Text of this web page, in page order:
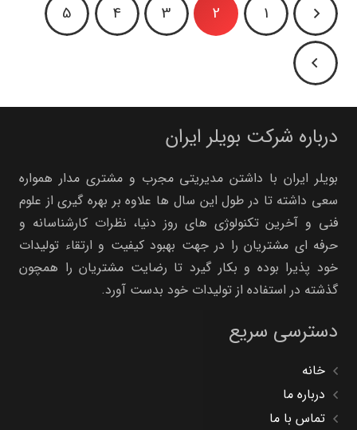
1
2
3
4
5
درباره شرکت بویلر ایران
بویلر ایران با داشتن مدیریتی مجرب و مشتری مدار همواره
سعی داشته تا در طول این سال ها علاوه بر بهره گیری از علوم
فنی و آخرین تکنولوژی های روز دنیا، نظرات کارشناسانه و
حرفه ای مشتریان را در جهت بهبود کیفیت و ارتقاء تولیدات
خود پذیرا بوده و بکار گیرد تا رضایت مشتریان را همچون
گذشته در استفاده از تولیدات خود بدست آورد.
دسترسی سریع
خانه
درباره ما
تماس با ما